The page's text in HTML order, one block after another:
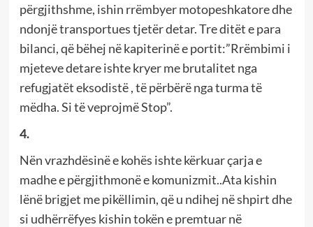
përgjithshme, ishin rrëmbyer motopeshkatore dhe
ndonjë transportues tjetër detar. Tre ditët e para
bilanci, që bëhej në kapiterinë e portit:”Rrëmbimi i
mjeteve detare ishte kryer me brutalitet nga
refugjatët eksodistë , të përbërë nga turma të
mëdha. Si të veprojmë Stop”.
4.
Nën vrazhdësinë e kohës ishte kërkuar çarja e
madhe e përgjithmonë e komunizmit..Ata kishin
lënë brigjet me pikëllimin, që u ndihej në shpirt dhe
si udhërrëfyes kishin tokën e premtuar në